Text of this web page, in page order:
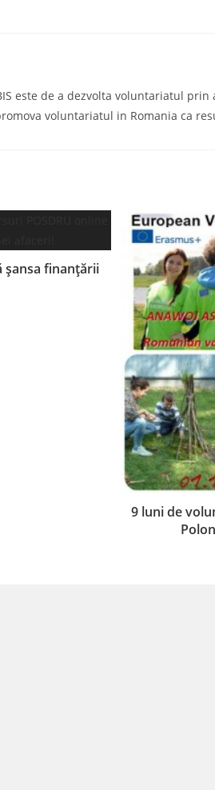
este de a dezvolta voluntariatul
voluntariatul in Romania ca
șansa finanțării
9 luni de